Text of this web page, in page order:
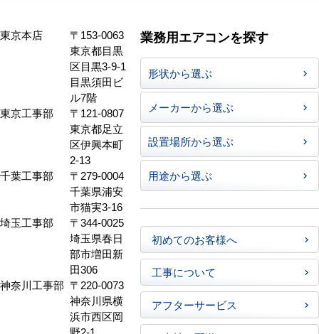
東京本店
〒153-0063
東京都目黒
区目黒3-9-1
目黒須田ビ
ル7階
東京工事部
〒121-0807
東京都足立
区伊興本町
2-13
千葉工事部
〒279-0004
千葉県浦安
市猫実3-16
埼玉工事部
〒344-0025
埼玉県春日
部市増田新
田306
神奈川工事部 〒220-0073
神奈川県横
浜市西区岡
業務用エアコンを探す
形状から選ぶ
メーカーから選ぶ
設置場所から選ぶ
用途から選ぶ
初めてのお客様へ
工事について
アフターサービス